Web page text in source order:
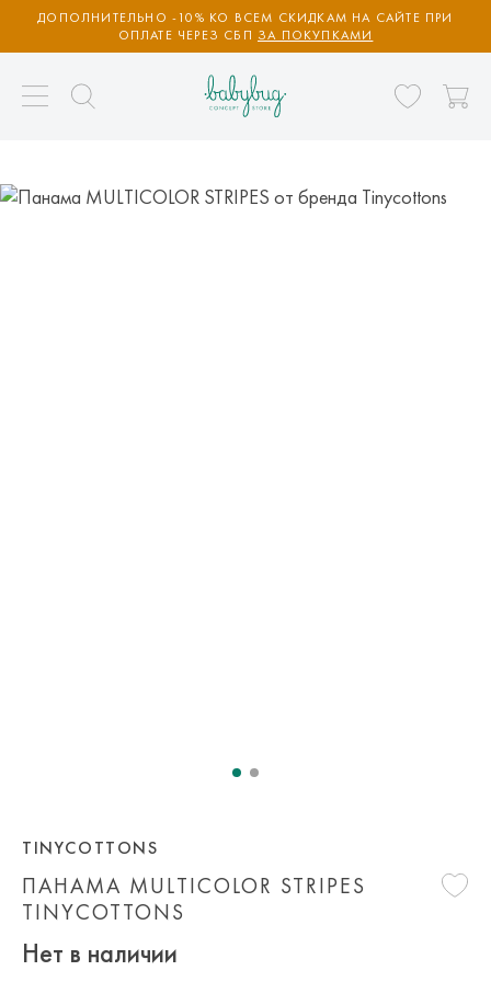
ДОПОЛНИТЕЛЬНО -10% КО ВСЕМ СКИДКАМ НА САЙТЕ ПРИ
ОПЛАТЕ ЧЕРЕЗ СБП ЗА ПОКУПКАМИ
ПАНАМА MULTICOLOR STRIPES
TINYCOTTONS
TINYCOTTONS
Нет в наличии